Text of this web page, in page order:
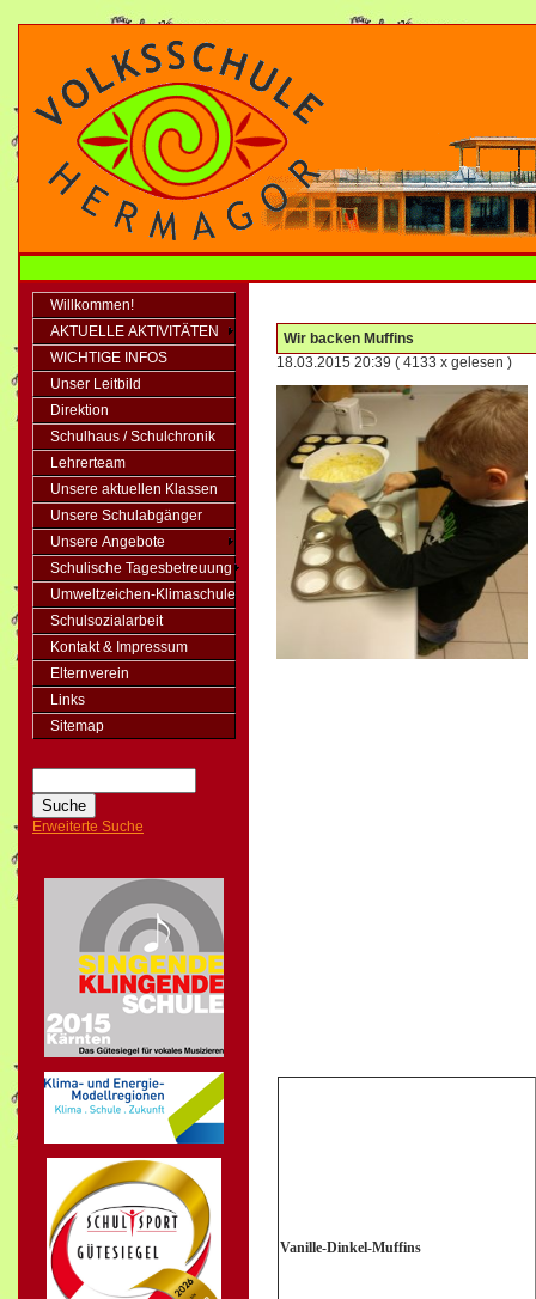
Willkommen!
AKTUELLE AKTIVITÄTEN
WICHTIGE INFOS
Unser Leitbild
Direktion
Schulhaus / Schulchronik
Lehrerteam
Unsere aktuellen Klassen
Unsere Schulabgänger
Unsere Angebote
Schulische Tagesbetreuung
Umweltzeichen-Klimaschule
Schulsozialarbeit
Kontakt & Impressum
Elternverein
Links
Sitemap
Erweiterte Suche
Wir backen Muffins
18.03.2015 20:39 ( 4133 x gelesen )
Vanille-Dinkel-Muffins